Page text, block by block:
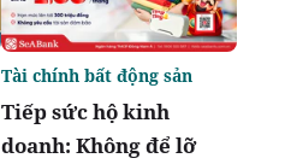
Tiếp sức hộ kinh
doanh: Không để lỡ
Tài chính bất động sản